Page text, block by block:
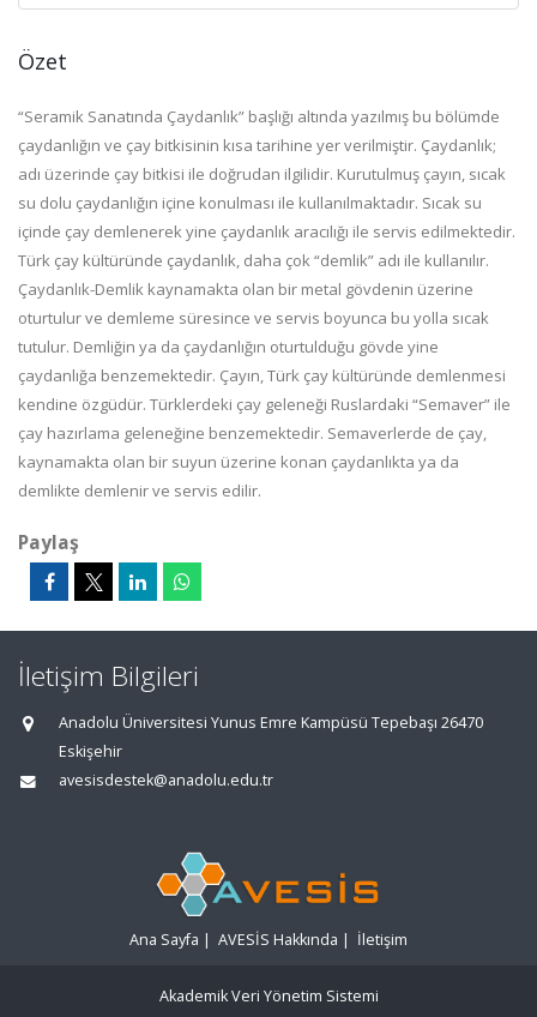
Özet
“Seramik Sanatında Çaydanlık” başlığı altında yazılmış bu bölümde
çaydanlığın ve çay bitkisinin kısa tarihine yer verilmiştir. Çaydanlık;
adı üzerinde çay bitkisi ile doğrudan ilgilidir. Kurutulmuş çayın, sıcak
su dolu çaydanlığın içine konulması ile kullanılmaktadır. Sıcak su
içinde çay demlenerek yine çaydanlık aracılığı ile servis edilmektedir.
Türk çay kültüründe çaydanlık, daha çok “demlik” adı ile kullanılır.
Çaydanlık-Demlik kaynamakta olan bir metal gövdenin üzerine
oturtulur ve demleme süresince ve servis boyunca bu yolla sıcak
tutulur. Demliğin ya da çaydanlığın oturtulduğu gövde yine
çaydanlığa benzemektedir. Çayın, Türk çay kültüründe demlenmesi
kendine özgüdür. Türklerdeki çay geleneği Ruslardaki “Semaver” ile
çay hazırlama geleneğine benzemektedir. Semaverlerde de çay,
kaynamakta olan bir suyun üzerine konan çaydanlıkta ya da
demlikte demlenir ve servis edilir.
Paylaş
İletişim Bilgileri
Anadolu Üniversitesi Yunus Emre Kampüsü Tepebaşı 26470
Eskişehir
avesisdestek@anadolu.edu.tr
Ana Sayfa | AVESİS Hakkında | İletişim
Akademik Veri Yönetim Sistemi